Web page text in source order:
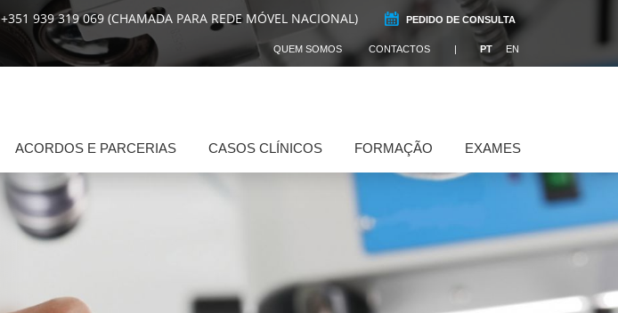
+351 939 319 069 (CHAMADA PARA REDE MÓVEL NACIONAL) PEDIDO DE CONSULTA
QUEM SOMOS CONTACTOS PT EN
ACORDOS E PARCERIAS CASOS CLÍNICOS FORMAÇÃO EXAMES